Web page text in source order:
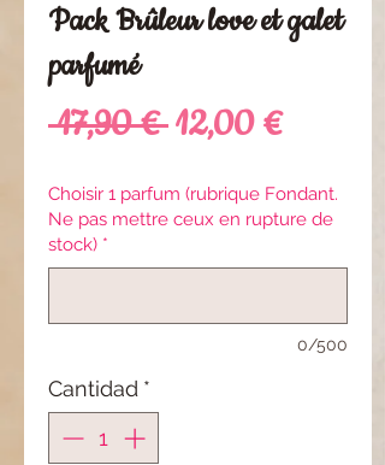
Pack Brûleur love et galet
parfumé
17,90 € Precio
12,00 €Precio
de
oferta
Choisir 1 parfum (rubrique Fondant.
Ne pas mettre ceux en rupture de
stock) *
0/500
Cantidad *